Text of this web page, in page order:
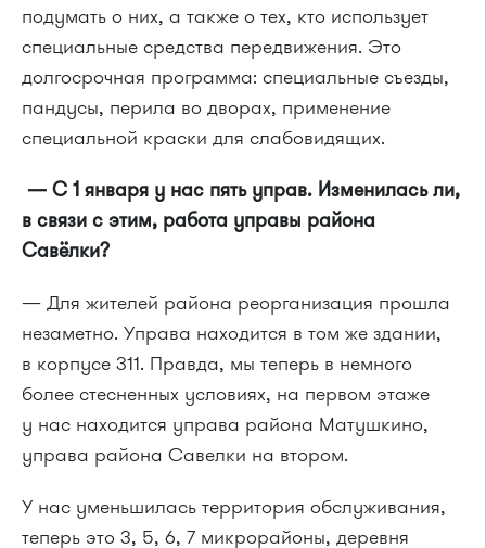
подумать о них, а также о тех, кто использует
специальные средства передвижения. Это
долгосрочная программа: специальные съезды,
пандусы, перила во дворах, применение
специальной краски для слабовидящих.
— С 1 января у нас пять управ. Изменилась ли,
в связи с этим, работа управы района
Савёлки?
— Для жителей района реорганизация прошла
незаметно. Управа находится в том же здании,
в корпусе 311. Правда, мы теперь в немного
более стесненных условиях, на первом этаже
у нас находится управа района Матушкино,
управа района Савелки на втором.
У нас уменьшилась территория обслуживания,
теперь это 3, 5, 6, 7 микрорайоны, деревня